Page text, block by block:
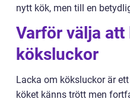
nytt kök, men till en
Varför välja att
köksluckor
Lacka om köksluckor är
köket känns trött men